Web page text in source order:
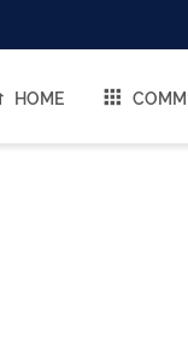
HOME